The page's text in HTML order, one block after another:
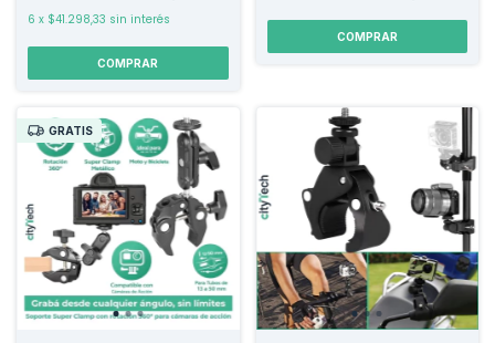
6 x $41.298,33 sin interés
COMPRAR
GRATIS